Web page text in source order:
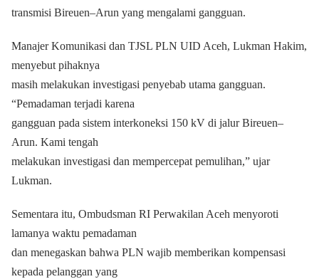
transmisi Bireuen–Arun yang mengalami gangguan.
Manajer Komunikasi dan TJSL PLN UID Aceh, Lukman Hakim,
menyebut pihaknya
masih melakukan investigasi penyebab utama gangguan.
“Pemadaman terjadi karena
gangguan pada sistem interkoneksi 150 kV di jalur Bireuen–
Arun. Kami tengah
melakukan investigasi dan mempercepat pemulihan,” ujar
Lukman.
Sementara itu, Ombudsman RI Perwakilan Aceh menyoroti
lamanya waktu pemadaman
dan menegaskan bahwa PLN wajib memberikan kompensasi
kepada pelanggan yang